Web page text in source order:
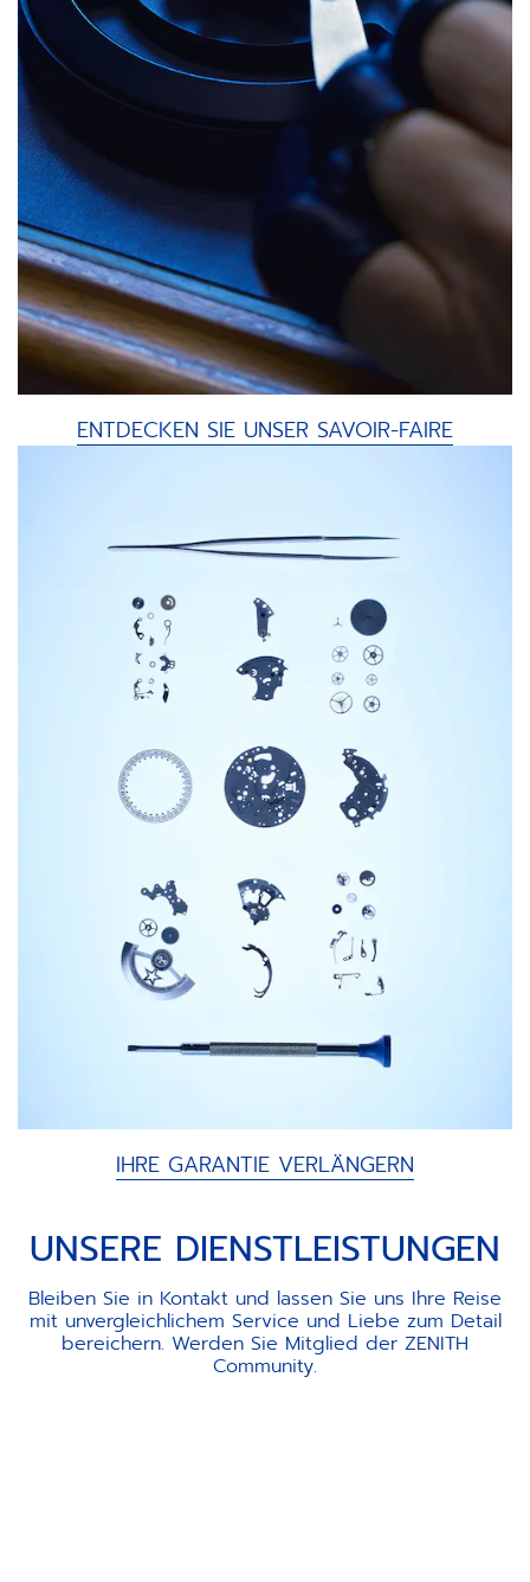
ENTDECKEN SIE UNSER SAVOIR-FAIRE
IHRE GARANTIE VERLÄNGERN
UNSERE DIENSTLEISTUNGEN
Bleiben Sie in Kontakt und lassen Sie uns Ihre Reise
mit unvergleichlichem Service und Liebe zum Detail
bereichern. Werden Sie Mitglied der ZENITH
Community.